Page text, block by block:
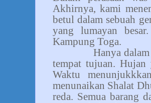
Akhirnya, kami
betul dalam sebuah
yang lumayan
Kampung Toga.
Hanya
tempat tujuan.
Waktu
menunaikan Shalat
reda. Semua barang